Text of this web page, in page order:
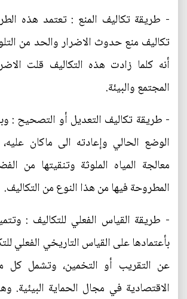
- طريقة تكاليف المنع : تعتمد هذه
تكاليف منع حدوث الاضرار والحد من
أنه كلما زادت هذه التكاليف قلت
المجتمع والبيئة.
- طريقة تكاليف التعديل أو التصحيح :
الوضع الحالي وإعادته الى ماكان
معالجة المياه الملوثة وتنقيتها من
المطروحة فيها من هذا النوع من التكاليف.
- طريقة القياس الفعلي للتكاليف :
بأعتمادها على القياس التاريخي الفعلي
عن التقريب أو التخمين، وتشمل كل
الاقتصادية في مجال الحماية البيئية.